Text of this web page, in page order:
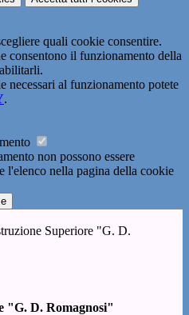
quali cookie consentire.
consentono il funzionamento della
necessari al funzionamento potete
.
non possono essere
l'elenco nella pagina della cookie
Superiore "G. D.
"G. D. Romagnosi"